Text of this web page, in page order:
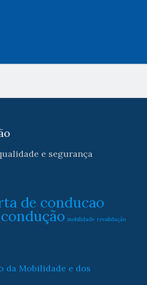
e segurança
de conducao
mobilidade revalidação
da Mobilidade e dos